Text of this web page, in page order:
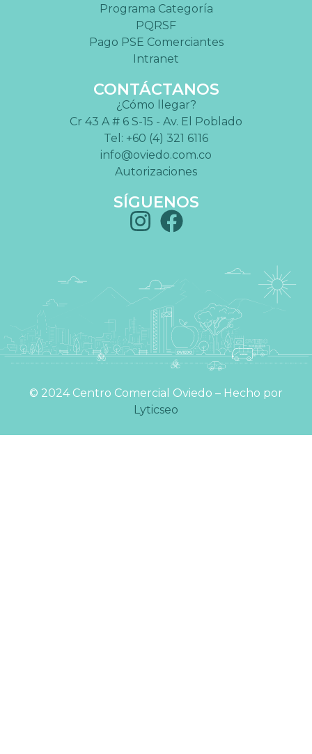
Programa Categoría
PQRSF
Pago PSE Comerciantes
Intranet
CONTÁCTANOS
¿Cómo llegar?
Cr 43 A # 6 S-15 - Av. El Poblado
Tel: +60 (4) 321 6116
info@oviedo.com.co
Autorizaciones
SÍGUENOS
©️ 2024 Centro Comercial Oviedo – Hecho por
Lyticseo